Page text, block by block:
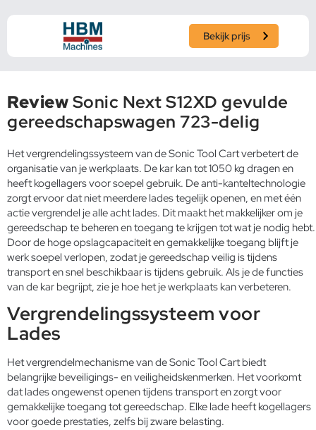
Bekijk prijs
ReviewSonic Next S12XD gevulde
gereedschapswagen 723-delig
Het vergrendelingssysteem van de Sonic Tool Cart verbetert de
organisatie van je werkplaats. De kar kan tot 1050 kg dragen en
heeft kogellagers voor soepel gebruik. De anti-kanteltechnologie
zorgt ervoor dat niet meerdere lades tegelijk openen, en met één
actie vergrendel je alle acht lades. Dit maakt het makkelijker om je
gereedschap te beheren en toegang te krijgen tot wat je nodig hebt.
Door de hoge opslagcapaciteit en gemakkelijke toegang blijft je
werk soepel verlopen, zodat je gereedschap veilig is tijdens
transport en snel beschikbaar is tijdens gebruik. Als je de functies
van de kar begrijpt, zie je hoe het je werkplaats kan verbeteren.
Vergrendelingssysteem voor
Lades
Het vergrendelmechanisme van de Sonic Tool Cart biedt
belangrijke beveiligings- en veiligheidskenmerken. Het voorkomt
dat lades ongewenst openen tijdens transport en zorgt voor
gemakkelijke toegang tot gereedschap. Elke lade heeft kogellagers
voor goede prestaties, zelfs bij zware belasting.